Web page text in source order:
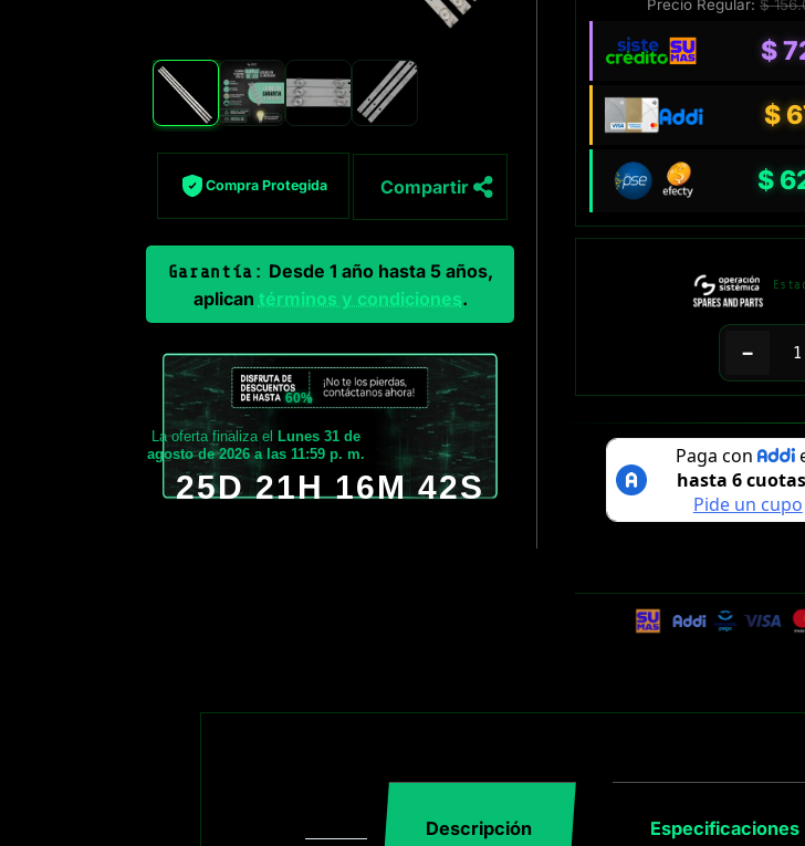
Compra Protegida Compartir
Garantía: Desde 1 año hasta 5 años,
aplican términos y condiciones.
60%
La oferta finaliza el Lunes 31 de
agosto de 2026 a las 11:59 p. m.
25D 21H 16M 40S
Precio Regular:$
$
$
$
−
Descripción Especificaciones